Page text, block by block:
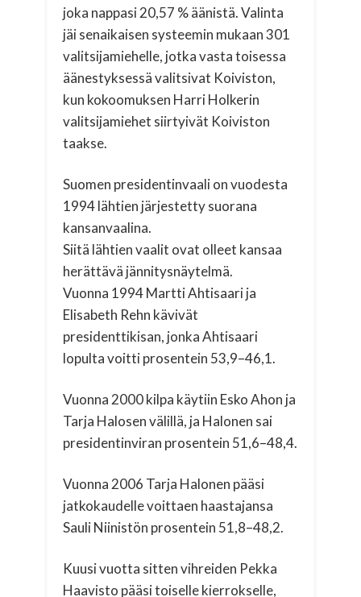
joka nappasi 20,57 % äänistä. Valinta
jäi senaikaisen systeemin mukaan 301
valitsijamiehelle, jotka vasta toisessa
äänestyksessä valitsivat Koiviston,
kun kokoomuksen Harri Holkerin
valitsijamiehet siirtyivät Koiviston
taakse.
Suomen presidentinvaali on vuodesta
1994 lähtien järjestetty suorana
kansanvaalina.
Siitä lähtien vaalit ovat olleet kansaa
herättävä jännitysnäytelmä.
Vuonna 1994 Martti Ahtisaari ja
Elisabeth Rehn kävivät
presidenttikisan, jonka Ahtisaari
lopulta voitti prosentein 53,9–46,1.
Vuonna 2000 kilpa käytiin Esko Ahon ja
Tarja Halosen välillä, ja Halonen sai
presidentinviran prosentein 51,6–48,4.
Vuonna 2006 Tarja Halonen pääsi
jatkokaudelle voittaen haastajansa
Sauli Niinistön prosentein 51,8–48,2.
Kuusi vuotta sitten vihreiden Pekka
Haavisto pääsi toiselle kierrokselle,